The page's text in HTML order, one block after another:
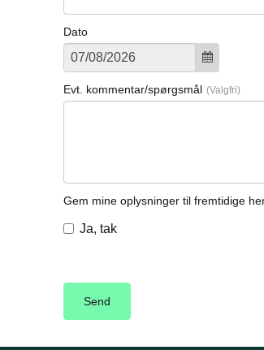
Dato
Evt. kommentar/spørgsmål
Gem mine oplysninger til fremtidige
Ja, tak